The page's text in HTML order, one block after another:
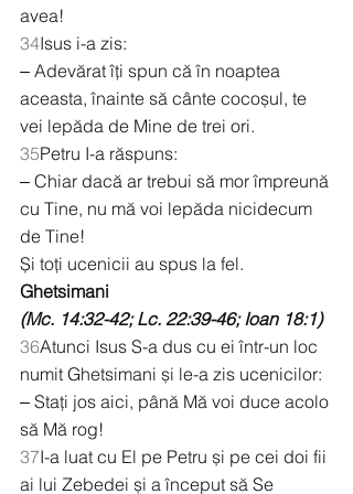
avea!
34Isus i-a zis:
‒ Adevărat îți spun că în noaptea
aceasta, înainte să cânte cocoșul, te
vei lepăda de Mine de trei ori.
35Petru I-a răspuns:
‒ Chiar dacă ar trebui să mor împreună
cu Tine, nu mă voi lepăda nicidecum
de Tine!
Și toți ucenicii au spus la fel.
Ghetsimani
(Mc. 14:32-42; Lc. 22:39-46; Ioan 18:1)
36Atunci Isus S-a dus cu ei într-un loc
numit Ghetsimani și le-a zis ucenicilor:
‒ Stați jos aici, până Mă voi duce acolo
să Mă rog!
37I-a luat cu El pe Petru și pe cei doi fii
ai lui Zebedei și a început să Se